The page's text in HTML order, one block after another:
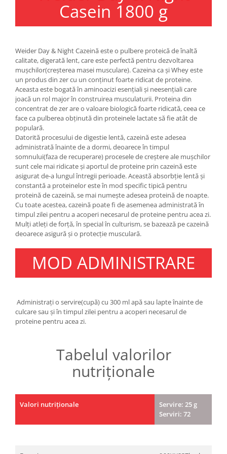
Zenana
Casein 1800 g
Weider Day & Night Cazeină este o pulbere proteică de înaltă
calitate, digerată lent, care este perfectă pentru dezvoltarea
mușchilor(creșterea masei musculare). Cazeina ca și Whey este
un produs din zer cu un conținut foarte ridicat de proteine.
Aceasta este bogată în aminoacizi esențiali și neesențiali care
joacă un rol major în construirea musculaturii. Proteina din
concentrat de zer are o valoare biologică foarte ridicată, ceea ce
face ca pulberea obținută din proteinele lactate să fie atât de
populară.
Datorită procesului de digestie lentă, cazeină este adesea
administrată înainte de a dormi, deoarece în timpul
somnului(faza de recuperare) procesele de creștere ale mușchilor
sunt cele mai ridicate și aportul de proteine prin cazeină este
asigurat de-a lungul întregii perioade. Această absorbție lentă și
constantă a proteinelor este în mod specific tipică pentru
proteină de cazeină, se mai numește adesea proteină de noapte.
Cu toate acestea, cazeină poate fi de asemenea administrată în
timpul zilei pentru a acoperi necesarul de proteine pentru acea zi.
Mulți atleți de forță, în special în culturism, se bazează pe cazeină
deoarece asigură și o protecție musculară.
MOD ADMINISTRARE
Administrați o servire(cupă) cu 300 ml apă sau lapte înainte de
culcare sau și în timpul zilei pentru a acoperi necesarul de
proteine pentru acea zi.
Tabelul valorilor
nutriționale
Valori nutriționale
Servire: 25 g
Serviri: 72